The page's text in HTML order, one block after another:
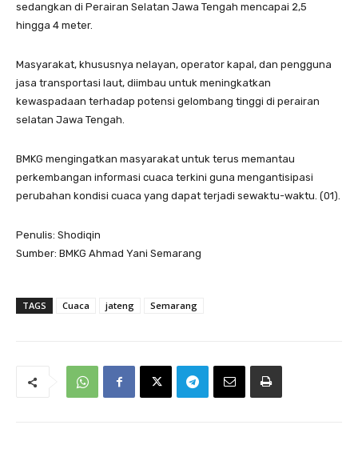
sedangkan di Perairan Selatan Jawa Tengah mencapai 2,5
hingga 4 meter.
Masyarakat, khususnya nelayan, operator kapal, dan pengguna
jasa transportasi laut, diimbau untuk meningkatkan
kewaspadaan terhadap potensi gelombang tinggi di perairan
selatan Jawa Tengah.
BMKG mengingatkan masyarakat untuk terus memantau
perkembangan informasi cuaca terkini guna mengantisipasi
perubahan kondisi cuaca yang dapat terjadi sewaktu-waktu. (01).
Penulis: Shodiqin
Sumber: BMKG Ahmad Yani Semarang
TAGS Cuaca jateng Semarang